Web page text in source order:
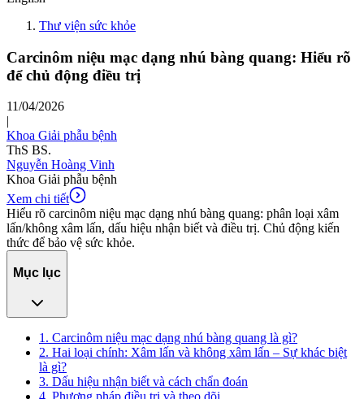
Thư viện sức khỏe
Carcinôm niệu mạc dạng nhú bàng quang: Hiểu rõ
để chủ động điều trị
11/04/2026
|
Khoa Giải phẫu bệnh
ThS BS.
Nguyễn Hoàng Vinh
Khoa Giải phẫu bệnh
Xem chi tiết
Hiểu rõ carcinôm niệu mạc dạng nhú bàng quang: phân loại xâm
lấn/không xâm lấn, dấu hiệu nhận biết và điều trị. Chủ động kiến
thức để bảo vệ sức khỏe.
Mục lục
1. Carcinôm niệu mạc dạng nhú bàng quang là gì?
2. Hai loại chính: Xâm lấn và không xâm lấn – Sự khác biệt
là gì?
3. Dấu hiệu nhận biết và cách chẩn đoán
4. Phương pháp điều trị và theo dõi